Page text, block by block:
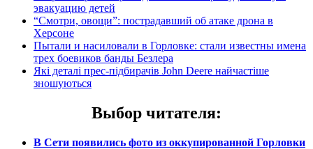
эвакуацию детей
“Смотри, овощи”: пострадавший об атаке дрона в
Херсоне
Пытали и насиловали в Горловке: стали известны имена
трех боевиков банды Безлера
Які деталі прес-підбирачів John Deere найчастіше
зношуються
Выбор читателя:
В Сети появились фото из оккупированной Горловки